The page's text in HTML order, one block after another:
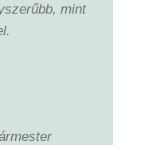
mint